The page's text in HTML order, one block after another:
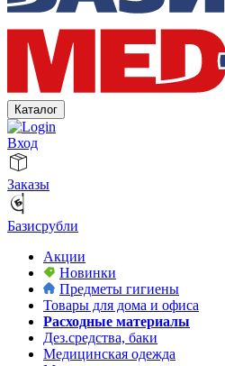
Каталог
Вход
Заказы
Базисрубли
Акции
Новинки
Предметы гигиены
Товары для дома и офиса
Расходные материалы
Дез.средства, баки
Медицинская одежда